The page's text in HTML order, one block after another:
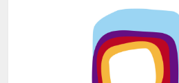
Crímenes del franquismo
(699)
(607)